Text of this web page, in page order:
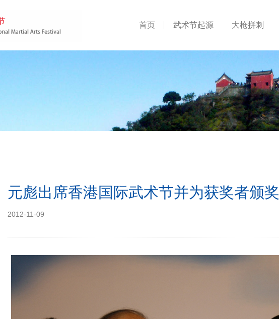
首页 武术节起源 大枪拼刺
元彪出席香港国际武术节并为获奖者颁奖
2012-11-09